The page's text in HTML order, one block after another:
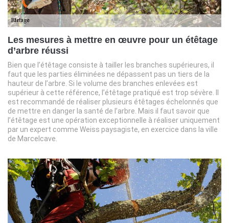
Les mesures à mettre en œuvre pour un étêtage
d’arbre réussi
Bien que l’étêtage consiste à tailler les branches supérieures, il
faut que les parties éliminées ne dépassent pas un tiers de la
hauteur de l’arbre. Si le volume des branches enlevées est
supérieur à cette référence, l’étêtage pratiqué est trop sévère. Il
est recommandé de réaliser plusieurs étêtages échelonnés que
de mettre en danger la santé de l’arbre. Mais il faut savoir que
l’étêtage est une opération exceptionnelle à réaliser uniquement
par un expert comme Weiss paysagiste, en exercice dans la ville
de Marcelcave.